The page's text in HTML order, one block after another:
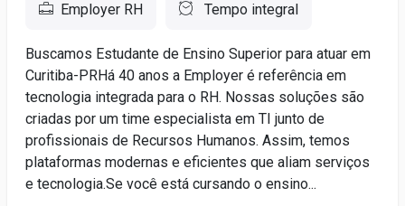
Employer RH Tempo integral
Buscamos Estudante de Ensino Superior para atuar em
Curitiba-PRHá 40 anos a Employer é referência em
tecnologia integrada para o RH. Nossas soluções são
criadas por um time especialista em TI junto de
profissionais de Recursos Humanos. Assim, temos
plataformas modernas e eficientes que aliam serviços
e tecnologia.Se você está cursando o ensino...